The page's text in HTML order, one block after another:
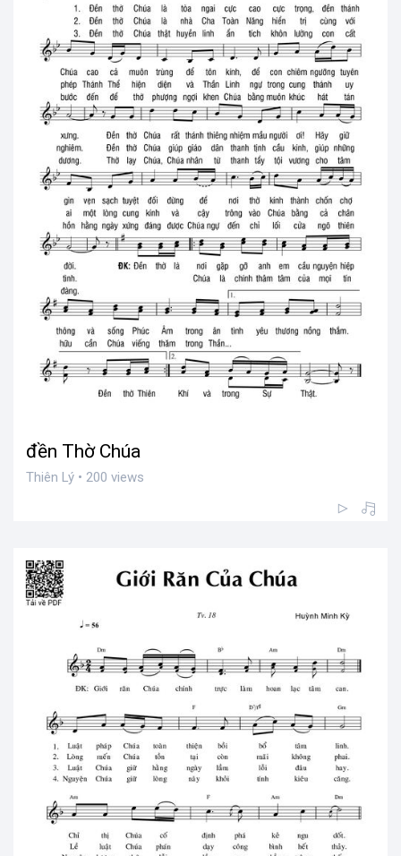
đền Thờ Chúa
Thiên Lý • 200 views